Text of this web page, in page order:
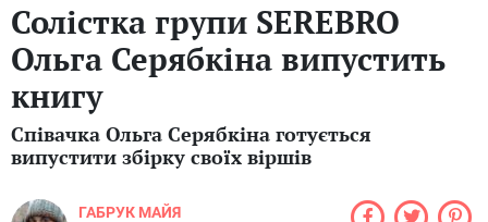
Солістка групи SEREBRO
Ольга Серябкіна випустить
книгу
Співачка Ольга Серябкіна готується
випустити збірку своїх віршів
ГАБРУК МАЙЯ